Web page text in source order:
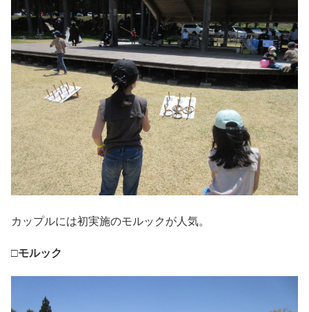
カップルには初実施のモルックが人気。
□モルック